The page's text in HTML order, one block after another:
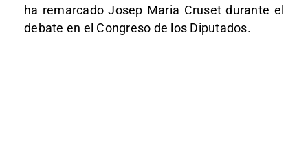
ha remarcado Josep Maria Cruset durante el
debate en el Congreso de los Diputados.